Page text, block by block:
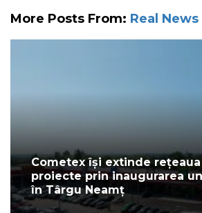
More Posts From: Real News
Cometex își extinde rețeaua
proiecte prin inaugurarea
în Târgu Neamț